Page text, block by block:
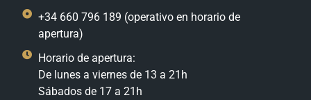
+34 660 796 189 (operativo en horario de
apertura)
Horario de apertura:
De lunes a viernes de 13 a 21h
Sábados de 17 a 21h